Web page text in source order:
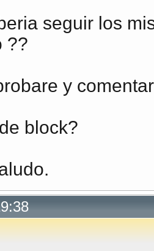
seguir los
??
y
block?